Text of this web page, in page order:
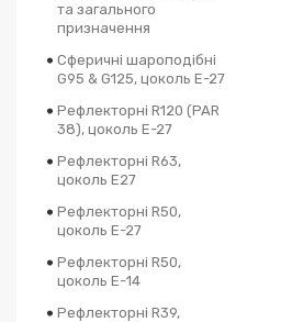
та загального
призначення
Сферичні шароподібні
G95 & G125, цоколь Е-27
Рефлекторні R120 (PAR
38), цоколь Е-27
Рефлекторні R63,
цоколь E27
Рефлекторні R50,
цоколь Е-27
Рефлекторні R50,
цоколь E-14
Рефлекторні R39,